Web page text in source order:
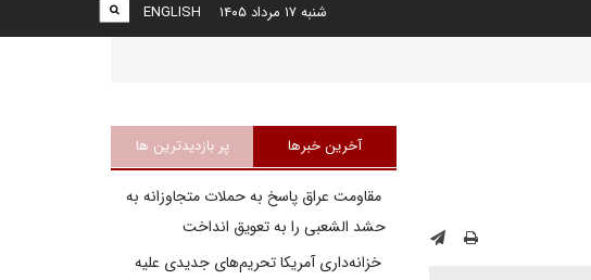
ENGLISH شنبه ۱۷ مرداد ۱۴۰۵
آخرین خبرها پر بازدیدترین ها
مقاومت عراق پاسخ به حملات متجاوزانه به
حشد الشعبی را به تعویق انداخت
خزانه‌داری آمریکا تحریم‌های جدیدی علیه